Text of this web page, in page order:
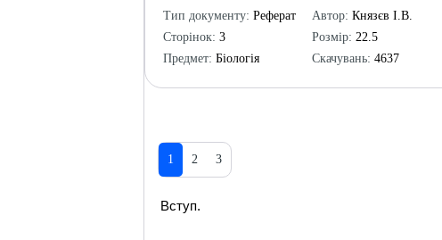
Тип документу: Реферат
Сторінок: 3
Предмет: Біологія
Автор: Князєв І.В.
Розмір: 22.5
Скачувань: 4637
1 2 3
Вступ.